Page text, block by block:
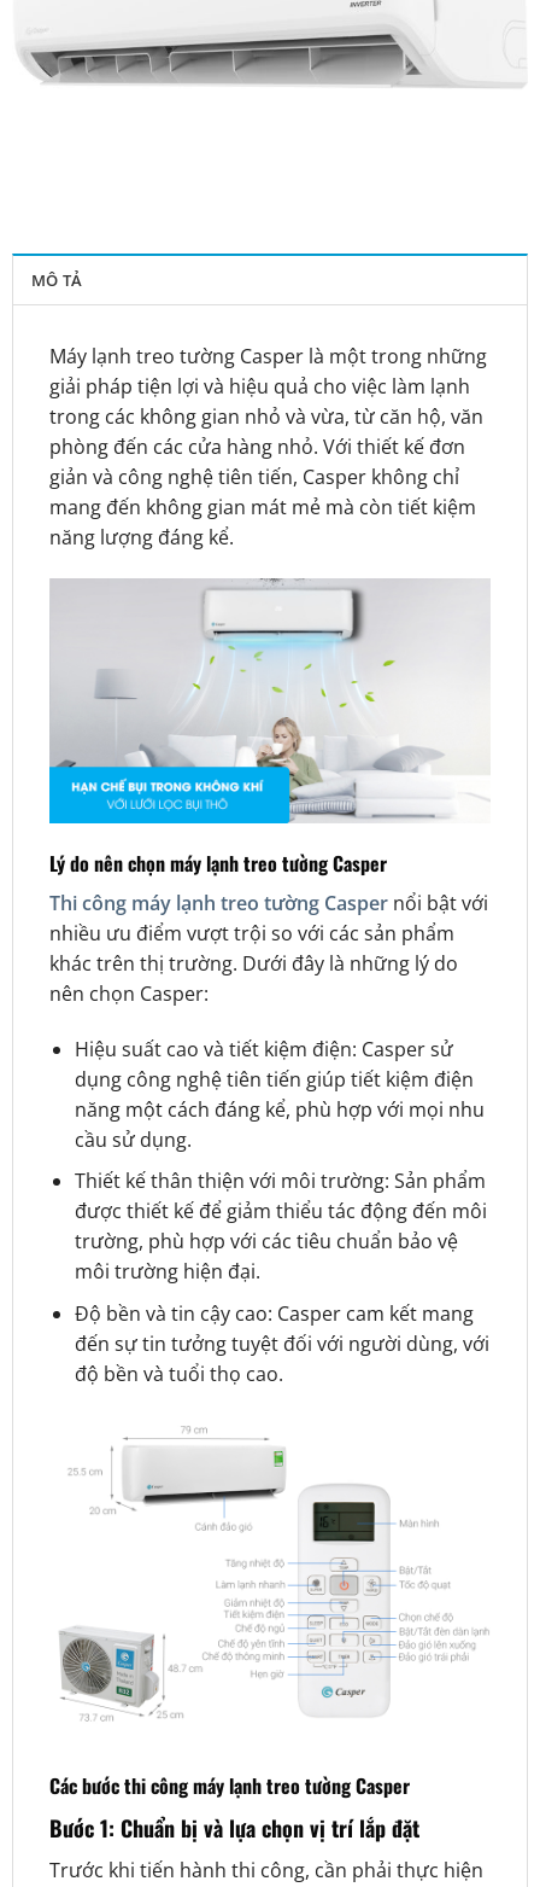
MÔ TẢ
Máy lạnh treo tường Casper là một trong những
giải pháp tiện lợi và hiệu quả cho việc làm lạnh
trong các không gian nhỏ và vừa, từ căn hộ, văn
phòng đến các cửa hàng nhỏ. Với thiết kế đơn
giản và công nghệ tiên tiến, Casper không chỉ
mang đến không gian mát mẻ mà còn tiết kiệm
năng lượng đáng kể.
Lý do nên chọn máy lạnh treo tường Casper
Thi công máy lạnh treo tường Caspernổi bật với
nhiều ưu điểm vượt trội so với các sản phẩm
khác trên thị trường. Dưới đây là những lý do
nên chọn Casper:
Hiệu suất cao và tiết kiệm điện: Casper sử
dụng công nghệ tiên tiến giúp tiết kiệm điện
năng một cách đáng kể, phù hợp với mọi nhu
cầu sử dụng.
Thiết kế thân thiện với môi trường: Sản phẩm
được thiết kế để giảm thiểu tác động đến môi
trường, phù hợp với các tiêu chuẩn bảo vệ
môi trường hiện đại.
Độ bền và tin cậy cao: Casper cam kết mang
đến sự tin tưởng tuyệt đối với người dùng, với
độ bền và tuổi thọ cao.
Các bước thi công máy lạnh treo tường Casper
Bước 1: Chuẩn bị và lựa chọn vị trí lắp đặt
Trước khi tiến hành thi công, cần phải thực hiện